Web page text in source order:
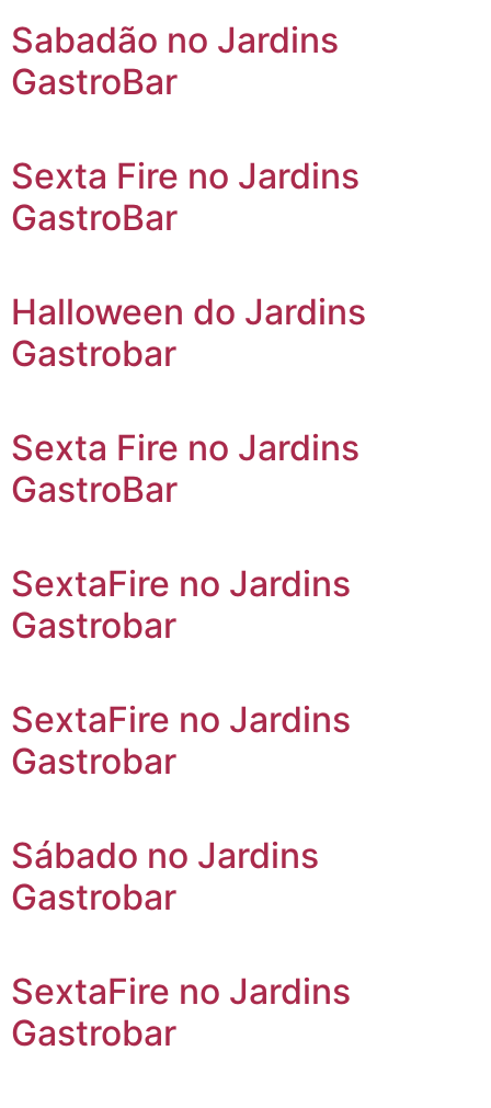
Sabadão no Jardins
GastroBar
Sexta Fire no Jardins
GastroBar
Halloween do Jardins
Gastrobar
Sexta Fire no Jardins
GastroBar
SextaFire no Jardins
Gastrobar
SextaFire no Jardins
Gastrobar
Sábado no Jardins
Gastrobar
SextaFire no Jardins
Gastrobar